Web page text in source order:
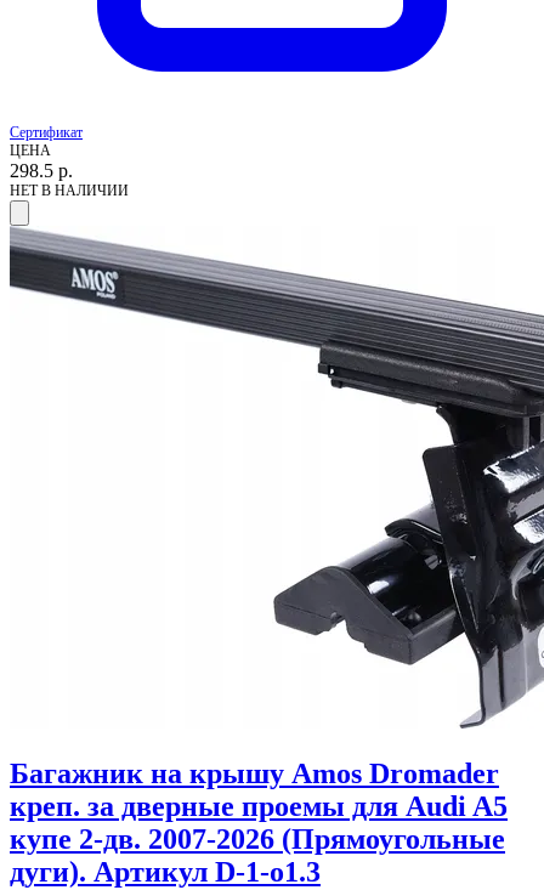
Сертификат
ЦЕНА
298.5 р.
НЕТ В НАЛИЧИИ
Багажник на крышу Amos Dromader
креп. за дверные проемы для Audi A5
купе 2-дв. 2007-2026 (Прямоугольные
дуги). Артикул D-1-o1.3